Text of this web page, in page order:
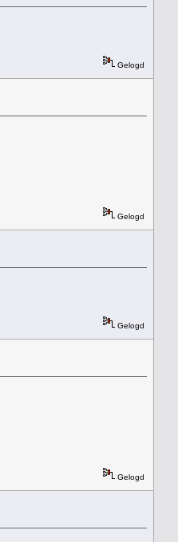
Gelogd
Gelogd
Gelogd
Gelogd